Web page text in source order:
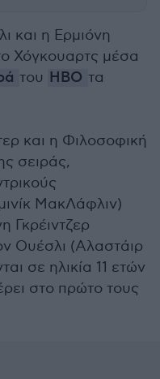
και η Ερμιόνη
Χόγκουαρτς μέσα
του HBO τα
και η Φιλοσοφική
σειράς,
ΜακΛάφλιν)
Γκρέιντζερ
Ουέσλι (Αλαστάιρ
σε ηλικία 11 ετών
στο πρώτο τους